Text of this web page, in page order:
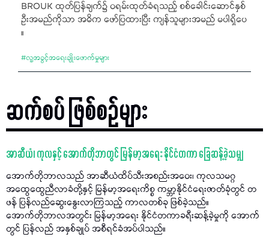
BROUK ထုတ်ပြန်ချက်၌ ဝရမ်းထုတ်ခံရသည့် စစ်ခေါင်းဆောင်နှစ်
ဦးအမည်ကိုသာ အဓိက ဖော်ပြထားပြီး ကျန်သူများအမည် မပါရှိပေ
။
#လူ့အခွင့်အရေးချိုးဖောက်မှုများ
ဆက်စပ် ဖြစ်စဉ်များ
အာဆီယံ၊ ကုလနှင့် အောက်တိုဘာတွင် မြန်မာ့အရေး နိုင်ငံတကာ ခြေဆန့်ခဲ့သမျှ
အောက်တိုဘာလသည် အာဆီယံထိပ်သီးအစည်းအဝေး၊ ကုလသမဂ္ဂ
အထွေထွေညီလာခံတို့နှင့် မြန်မာ့အရေးကိစ္စ ကမ္ဘာ့နိုင်ငံရေးဇာတ်ခုံတွင် တ
ဖန် ပြန်လည်ဆွေးနွေးလာကြသည့် ကာလတစ်ခု ဖြစ်ခဲ့သည်။
အောက်တိုဘာလအတွင်း မြန်မာ့အရေး နိုင်ငံတကာခရီးဆန့်ခဲ့မှုကို အောက်
တွင် ပြန်လည် အနှစ်ချုပ် အစီရင်ခံအပ်ပါသည်။